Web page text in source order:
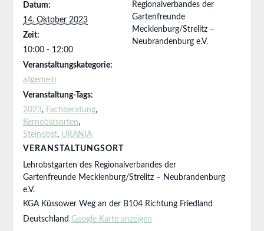
Datum:
14. Oktober 2023
Zeit:
10:00 - 12:00
Veranstaltungskategorie:
allgemein
Veranstaltung-Tags:
2023, Fachberatung,
Kernobstsorten,
Steinobst, URANIA
VERANSTALTUNGSORT
Lehrobstgarten des Regionalverbandes der
Gartenfreunde Mecklenburg/Strelitz – Neubrandenburg
e.V.
KGA Küssower Weg an der B104 Richtung Friedland
Deutschland Google Karte anzeigen
Regionalverbandes der
Gartenfreunde
Mecklenburg/Strelitz –
Neubrandenburg e.V.